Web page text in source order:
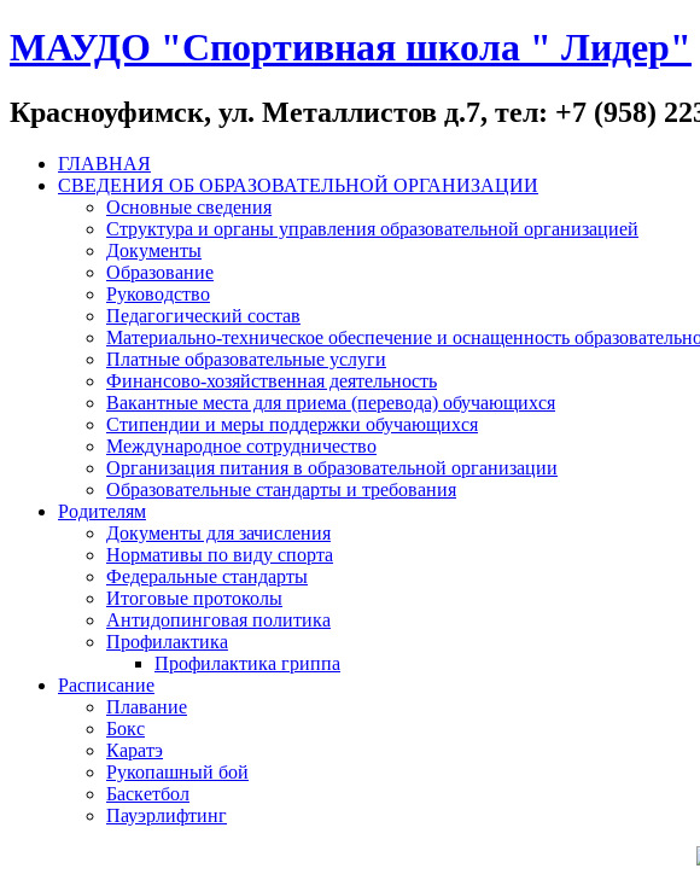
МАУДО "Спортивная школа " Лидер"
Красноуфимск, ул. Металлистов д.7, тел: +7 (958)
ГЛАВНАЯ
СВЕДЕНИЯ ОБ ОБРАЗОВАТЕЛЬНОЙ ОРГАНИЗАЦИИ
Основные сведения
Структура и органы управления образовательной организацией
Документы
Образование
Руководство
Педагогический состав
Материально-техническое обеспечение и оснащенность
Платные образовательные услуги
Финансово-хозяйственная деятельность
Вакантные места для приема (перевода) обучающихся
Стипендии и меры поддержки обучающихся
Международное сотрудничество
Организация питания в образовательной организации
Образовательные стандарты и требования
Родителям
Документы для зачисления
Нормативы по виду спорта
Федеральные стандарты
Итоговые протоколы
Антидопинговая политика
Профилактика
Профилактика гриппа
Расписание
Плавание
Бокс
Каратэ
Рукопашный бой
Баскетбол
Пауэрлифтинг